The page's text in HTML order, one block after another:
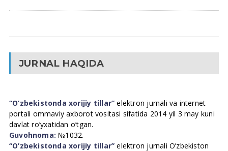
JURNAL HAQIDA
“O’zbekistonda xorijiy tillar” elektron jurnali va internet
portali ommaviy axborot vositasi sifatida 2014 yil 3 may kuni
davlat ro’yxatidan o’tgan.
Guvohnoma: №1032.
“O’zbekistonda xorijiy tillar” elektron jurnali O’zbekiston